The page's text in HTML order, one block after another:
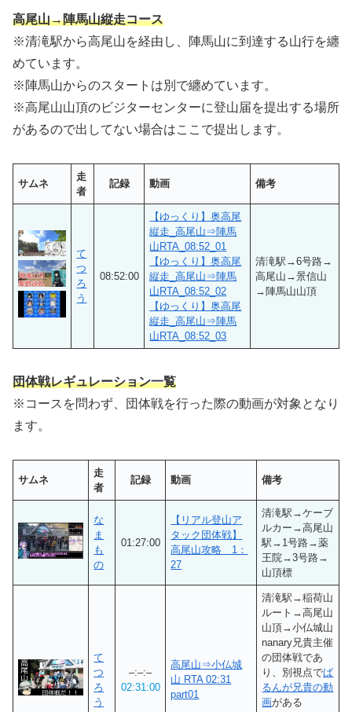
高尾山→陣馬山縦走コース
※清滝駅から高尾山を経由し、陣馬山に到達する山行を纏
めています。
※陣馬山からのスタートは別で纏めています。
※高尾山山頂のビジターセンターに登山届を提出する場所
があるので出してない場合はここで提出します。
サムネ
走
者
記録 動画 備考
て
つ
ろ
う
08:52:00
【ゆっくり】奥高尾
縦走_高尾山⇒陣馬
山RTA_08:52_01
【ゆっくり】奥高尾
縦走_高尾山⇒陣馬
山RTA_08:52_02
【ゆっくり】奥高尾
縦走_高尾山⇒陣馬
山RTA_08:52_03
清滝駅→6号路→
高尾山→景信山
→陣馬山山頂
団体戦レギュレーション一覧
※コースを問わず、団体戦を行った際の動画が対象となり
ます。
サムネ
走
者
記録 動画 備考
な
ま
も
の
01:27:00
【リアル登山ア
タック団体戦】
高尾山攻略 1：
27
清滝駅→ケーブ
ルカー→高尾山
駅→1号路→薬
王院→3号路→
山頂標
て
つ
ろ
う
–:–:–
02:31:00
高尾山⇒小仏城
山 RTA 02:31
part01
清滝駅→稲荷山
ルート→高尾山
山頂→小仏城山
nanary兄貴主催
の団体戦であ
り、別視点でば
るんが兄貴の動
画がある